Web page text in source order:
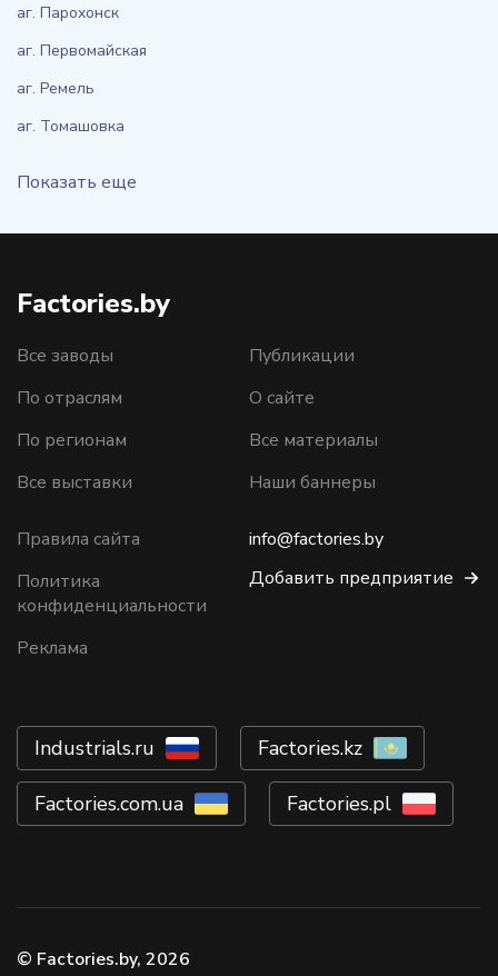
аг. Парохонск
аг. Первомайская
аг. Ремель
аг. Томашовка
Показать еще
Factories.by
Все заводы
По отраслям
По регионам
Все выставки
Публикации
О сайте
Все материалы
Наши баннеры
Правила сайта
Политика
конфиденциальности
Реклама
info@factories.by
Добавить предприятие
Industrials.ru Factories.kz
Factories.com.ua Factories.pl
© Factories.by, 2026